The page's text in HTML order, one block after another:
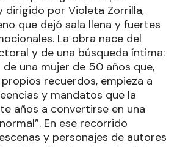
dirigido por Violeta Zorrilla,
que dejó sala llena y fuertes
La obra nace del
y de una búsqueda íntima:
una mujer de 50 años que,
recuerdos, empieza a
y mandatos que la
años a convertirse en una
En ese recorrido
y personajes de autores